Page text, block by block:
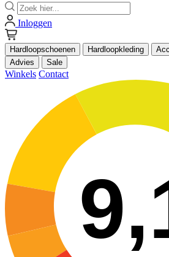
Zoek
Inloggen
Hardloopschoenen Hardloopkleding
Advies
Sale
Winkels Contact